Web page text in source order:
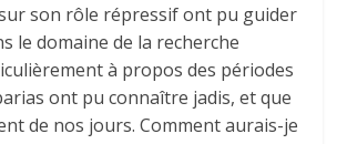
son rôle répressif ont pu guider
le domaine de la recherche
à propos des périodes
ont pu connaître jadis, et que
de nos jours. Comment aurais-je